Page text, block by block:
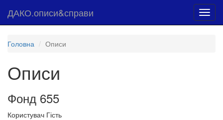
ДАКО.описи&справи
Головна Описи
Описи
Фонд 655
Користувач Гість